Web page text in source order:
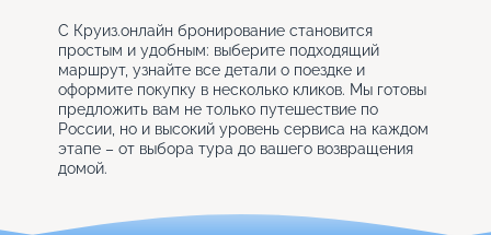
С Круиз.онлайн бронирование становится
простым и удобным: выберите подходящий
маршрут, узнайте все детали о поездке и
оформите покупку в несколько кликов. Мы готовы
предложить вам не только путешествие по
России, но и высокий уровень сервиса на каждом
этапе – от выбора тура до вашего возвращения
домой.